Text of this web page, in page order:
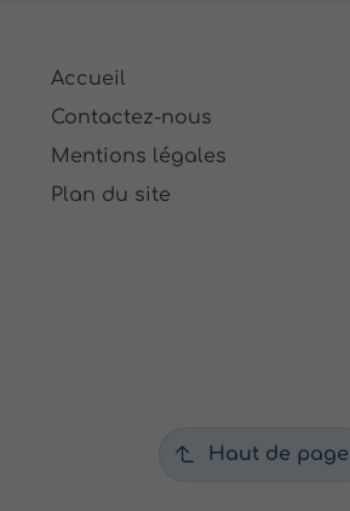
Accueil
Contactez-nous
Mentions légales
Plan du site
Haut de page